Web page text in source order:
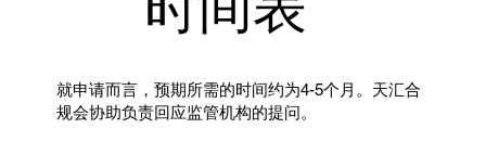
就申请而言，预期所需的时间约为4-5个月。天汇合
规会协助负责回应监管机构的提问。